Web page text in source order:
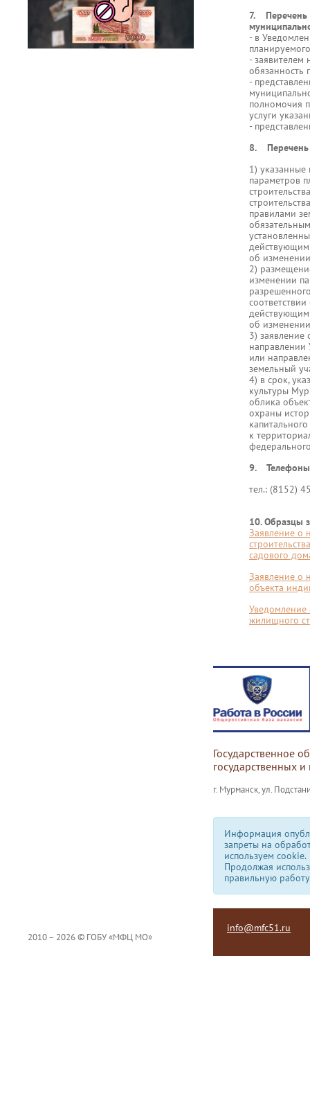
7. Перечень
- в
- заявителем
обязанность
-
полномочия
услуги
-
8. Перечень
1)
параметров
правилами
действующим
об
2)
изменении
об
3) заявление
направлении
или
земельный
4) в срок,
культуры
облика
охраны
к
9. Телефоны
тел.: (8152)
10. Образцы
Заявление о
садового
Заявление о
объекта
Уведомление
жилищного
Государственное
государственных
г. Мурманск, ул.
Информация
запреты на
используем сookie.
Продолжая
правильную
2010 – 2026 © ГОБУ «МФЦ МО»
info@mfc51.ru